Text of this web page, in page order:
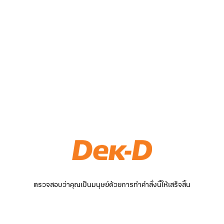
ตรวจสอบว่าคุณเป็นมนุษย์ด้วยการทำคำสั่งนี้ให้เสร็จสิ้น